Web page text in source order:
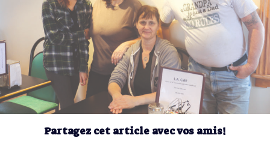
Partagez cet article avec vos amis!